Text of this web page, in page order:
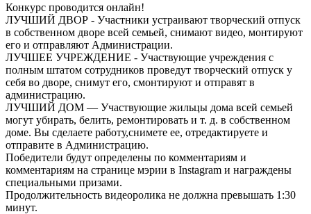
Конкурс проводится онлайн!
ЛУЧШИЙ ДВОР - Участники устраивают творческий отпуск
в собственном дворе всей семьей, снимают видео, монтируют
его и отправляют Администрации.
ЛУЧШЕЕ УЧРЕЖДЕНИЕ - Участвующие учреждения с
полным штатом сотрудников проведут творческий отпуск у
себя во дворе, снимут его, смонтируют и отправят в
администрацию.
ЛУЧШИЙ ДОМ — Участвующие жильцы дома всей семьей
могут убирать, белить, ремонтировать и т. д. в собственном
доме. Вы сделаете работу,снимете ее, отредактируете и
отправите в Администрацию.
Победители будут определены по комментариям и
комментариям на странице мэрии в Instagram и награждены
специальными призами.
Продолжительность видеоролика не должна превышать 1:30
минут.